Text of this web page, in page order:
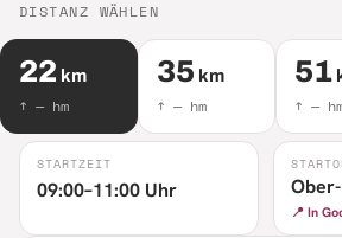
STARTZEIT
09:00–11:00 Uhr
📍 In
DISTANZ WÄHLEN
22 km
↑ —hm
35 km
↑ —hm
51
↑ —